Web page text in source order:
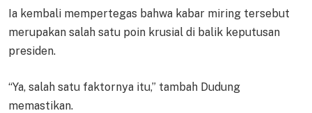
Ia kembali mempertegas bahwa kabar miring tersebut
merupakan salah satu poin krusial di balik keputusan
presiden.
“Ya, salah satu faktornya itu,” tambah Dudung
memastikan.